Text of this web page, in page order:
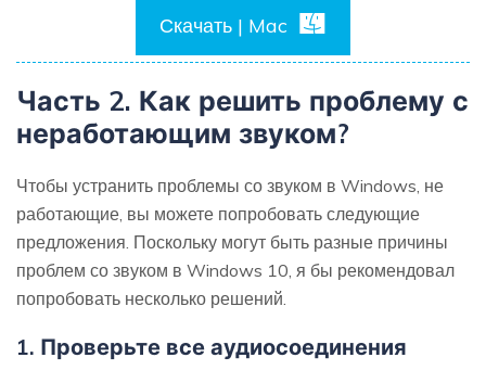
Скачать | Mac
Часть 2. Как решить проблему с
неработающим звуком?
Чтобы устранить проблемы со звуком в Windows, не
работающие, вы можете попробовать следующие
предложения. Поскольку могут быть разные причины
проблем со звуком в Windows 10, я бы рекомендовал
попробовать несколько решений.
1. Проверьте все аудиосоединения